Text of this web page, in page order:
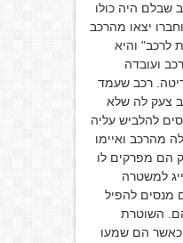
שבלם היה כולו
יצאו מהרכב
לרכב" והיא
ועובדה
רכב שעמד
צעק לה שלא
להלביש עליה
מהרכב ואיימו
הם מפרקים לו
למשטרה
מנסים להפיל
השוטרת
הם שמעו